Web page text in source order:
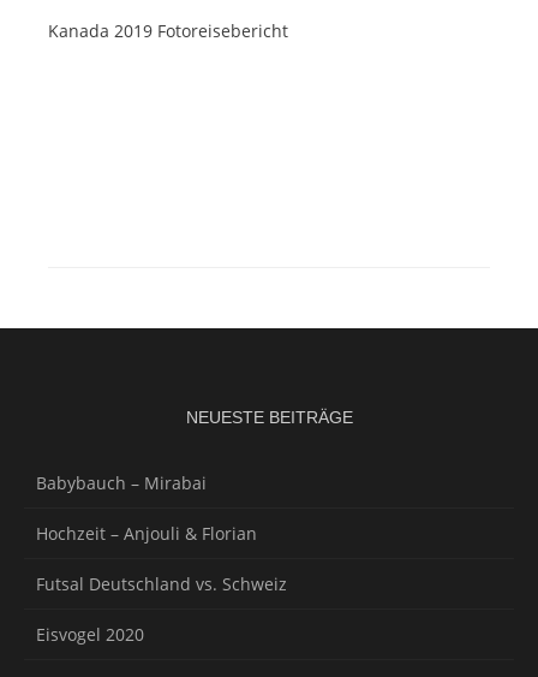
Kanada 2019 Fotoreisebericht
NEUESTE BEITRÄGE
Babybauch – Mirabai
Hochzeit – Anjouli & Florian
Futsal Deutschland vs. Schweiz
Eisvogel 2020